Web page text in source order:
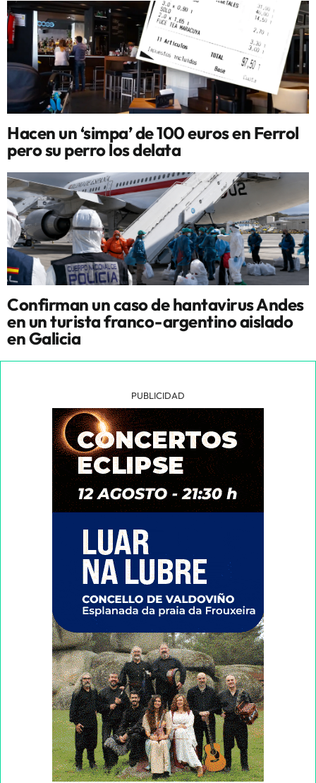
Hacen un ‘simpa’ de 100 euros en Ferrol
pero su perro los delata
Confirman un caso de hantavirus Andes
en un turista franco-argentino aislado
en Galicia
PUBLICIDAD